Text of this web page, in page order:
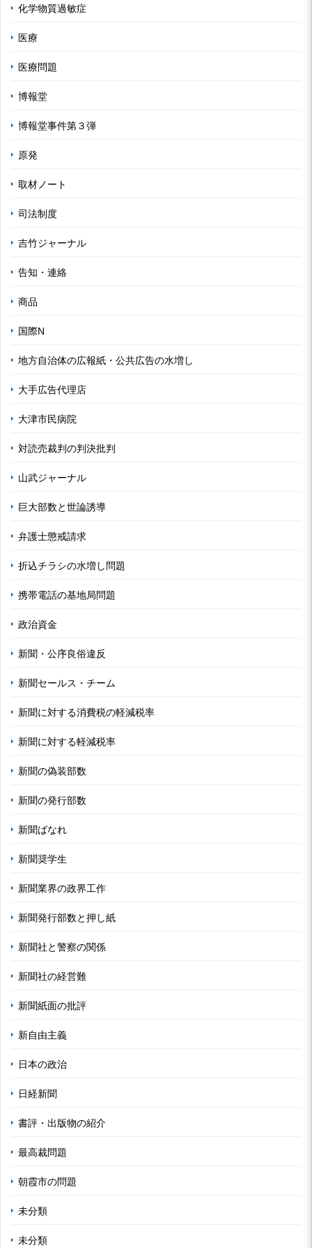
化学物質過敏症
医療
医療問題
博報堂
博報堂事件第３弾
原発
取材ノート
司法制度
吉竹ジャーナル
告知・連絡
商品
国際N
地方自治体の広報紙・公共広告の水増し
大手広告代理店
大津市民病院
対読売裁判の判決批判
山武ジャーナル
巨大部数と世論誘導
弁護士懲戒請求
折込チラシの水増し問題
携帯電話の基地局問題
政治資金
新聞・公序良俗違反
新聞セールス・チーム
新聞に対する消費税の軽減税率
新聞に対する軽減税率
新聞の偽装部数
新聞の発行部数
新聞ばなれ
新聞奨学生
新聞業界の政界工作
新聞発行部数と押し紙
新聞社と警察の関係
新聞社の経営難
新聞紙面の批評
新自由主義
日本の政治
日経新聞
書評・出版物の紹介
最高裁問題
朝霞市の問題
未分類
未分類